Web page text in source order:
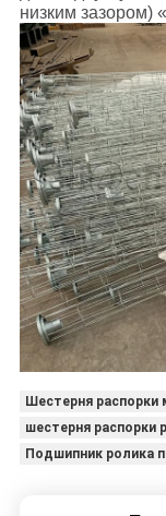
низким зазором) «
Шестерня распорки
шестерня распорки
Подшипник ролика